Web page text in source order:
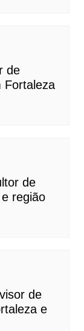
de
Fortaleza
de
região
de
e